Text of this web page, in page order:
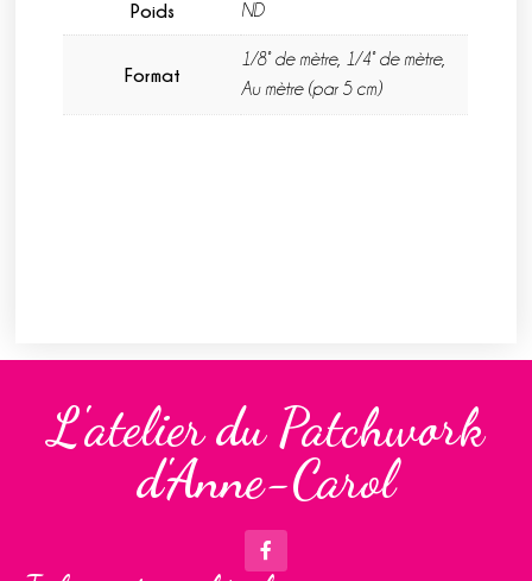
Poids ND
Format
1/8° de mètre, 1/4° de mètre,
Au mètre (par 5 cm)
L'atelier du Patchwork
d'Anne-Carol